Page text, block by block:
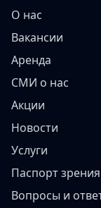
О нас
Вакансии
Аренда
СМИ о нас
Акции
Новости
Услуги
Паспорт зрения
Вопросы и